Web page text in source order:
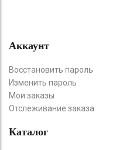
Аккаунт
Восстановить пароль
Изменить пароль
Мои заказы
Отслеживание заказа
Каталог